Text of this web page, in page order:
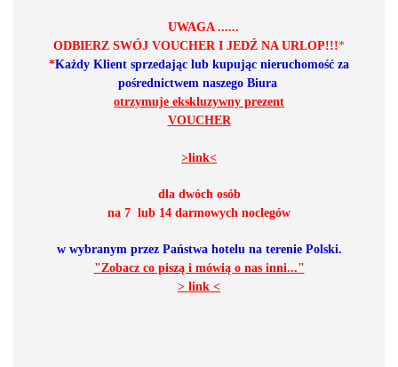
UWAGA ......
ODBIERZ SWÓJ VOUCHER I JEDŹ NA URLOP!!!*
*Każdy Klient sprzedając lub kupując nieruchomość za
pośrednictwem naszego Biura
otrzymuje ekskluzywny prezent
VOUCHER
>link<
dla dwóch osób
na 7 lub 14 darmowych noclegów
w wybranym przez Państwa hotelu na terenie Polski.
"Zobacz co piszą i mówią o nas inni..."
> link <